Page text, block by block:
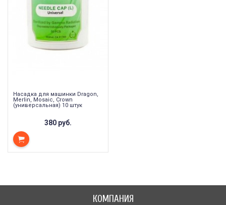
Насадка для машинки Dragon,
Merlin, Mosaic, Crown
(универсальная) 10 штук
380 руб.
КОМПАНИЯ